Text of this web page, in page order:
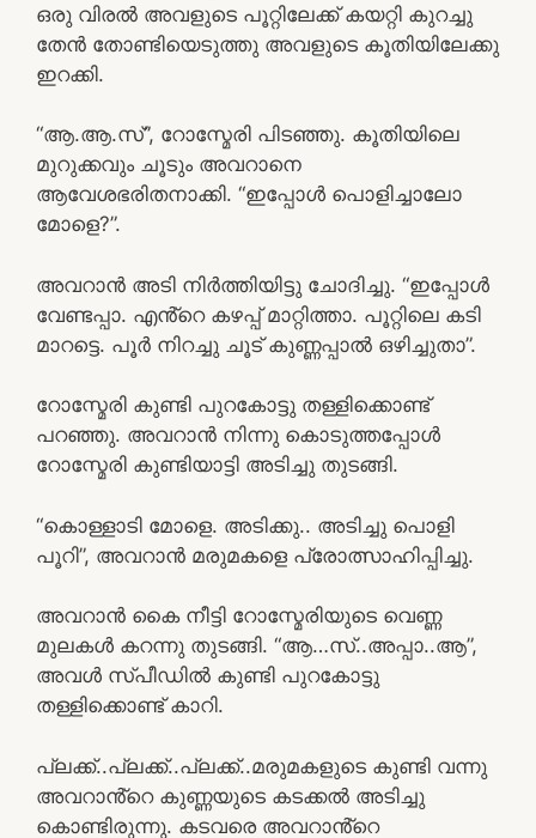
ഒരു വിരൽ അവളുടെ പൂറ്റിലേക്ക് കയറ്റി കുറച്ചു
തേൻ തോണ്ടിയെടുത്തു അവളുടെ കൂതിയിലേക്കു
ഇറക്കി.
“ആ.ആ.സ്”, റോസ്മേരി പിടഞ്ഞു. കൂതിയിലെ
മുറുക്കവും ചൂടും അവറാനെ
ആവേശഭരിതനാക്കി. “ഇപ്പോൾ പൊളിച്ചാലോ
മോളെ?”.
അവറാൻ അടി നിർത്തിയിട്ടു ചോദിച്ചു. “ഇപ്പോൾ
വേണ്ടപ്പാ. എൻ്റെ കഴപ്പ് മാറ്റിത്താ. പൂറ്റിലെ കടി
മാറട്ടെ. പൂർ നിറച്ചു ചൂട് കുണ്ണപ്പാൽ ഒഴിച്ചുതാ”.
റോസ്മേരി കുണ്ടി പുറകോട്ടു തള്ളിക്കൊണ്ട്
പറഞ്ഞു. അവറാൻ നിന്നു കൊടുത്തപ്പോൾ
റോസ്മേരി കുണ്ടിയാട്ടി അടിച്ചു തുടങ്ങി.
“കൊള്ളാടി മോളെ. അടിക്കു.. അടിച്ചു പൊളി
പൂറി”, അവറാൻ മരുമകളെ പ്രോത്സാഹിപ്പിച്ചു.
അവറാൻ കൈ നീട്ടി റോസ്മേരിയുടെ വെണ്ണ
മുലകൾ കറന്നു തുടങ്ങി. “ആ…സ്..അപ്പാ..ആ”,
അവൾ സ്പീഡിൽ കുണ്ടി പുറകോട്ടു
തള്ളിക്കൊണ്ട് കാറി.
പ്ലക്ക്..പ്ലക്ക്..പ്ലക്ക്..മരുമകളുടെ കുണ്ടി വന്നു
അവറാൻ്റെ കുണ്ണയുടെ കടക്കൽ അടിച്ചു
കൊണ്ടിരുന്നു. കടവരെ അവറാൻ്റെ